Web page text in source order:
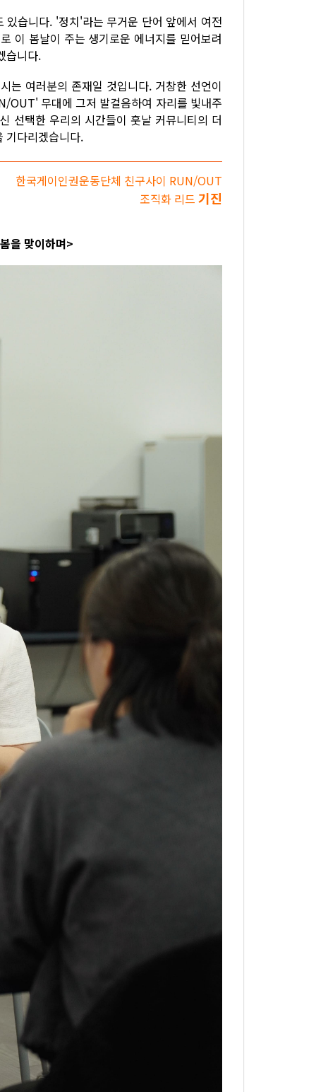
습니다. '정치'라는 무거운 단어 앞에서 여전
이 봄날이 주는 생기로운 에너지를 믿어보려
습니다.
는 여러분의 존재일 것입니다. 거창한 선언이
OUT' 무대에 그저 발걸음하여 자리를 빛내주
선택한 우리의 시간들이 훗날 커뮤니티의 더
기다리겠습니다.
한국게이인권운동단체 친구사이 RUN/OUT
조직화 리드 기진
을 맞이하며>